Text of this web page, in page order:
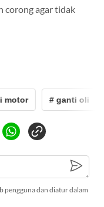
corong agar tidak
motor # ganti oli
pengguna dan diatur dalam